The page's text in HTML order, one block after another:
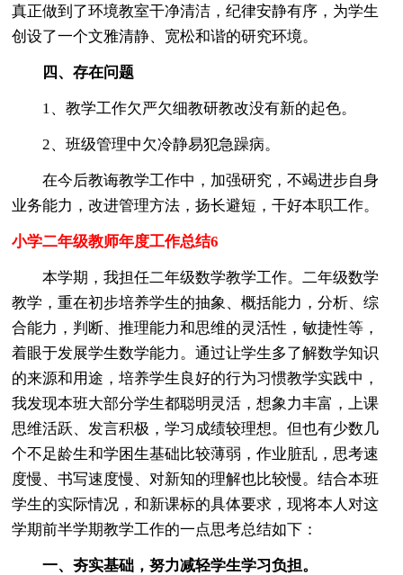
真正做到了环境教室干净清洁，纪律安静有序，为学生
创设了一个文雅清静、宽松和谐的研究环境。
四、存在问题
1、教学工作欠严欠细教研教改没有新的起色。
2、班级管理中欠冷静易犯急躁病。
在今后教诲教学工作中，加强研究，不竭进步自身
业务能力，改进管理方法，扬长避短，干好本职工作。
小学二年级教师年度工作总结6
本学期，我担任二年级数学教学工作。二年级数学
教学，重在初步培养学生的抽象、概括能力，分析、综
合能力，判断、推理能力和思维的灵活性，敏捷性等，
着眼于发展学生数学能力。通过让学生多了解数学知识
的来源和用途，培养学生良好的行为习惯教学实践中，
我发现本班大部分学生都聪明灵活，想象力丰富，上课
思维活跃、发言积极，学习成绩较理想。但也有少数几
个不足龄生和学困生基础比较薄弱，作业脏乱，思考速
度慢、书写速度慢、对新知的理解也比较慢。结合本班
学生的实际情况，和新课标的具体要求，现将本人对这
学期前半学期教学工作的一点思考总结如下：
一、夯实基础，努力减轻学生学习负担。